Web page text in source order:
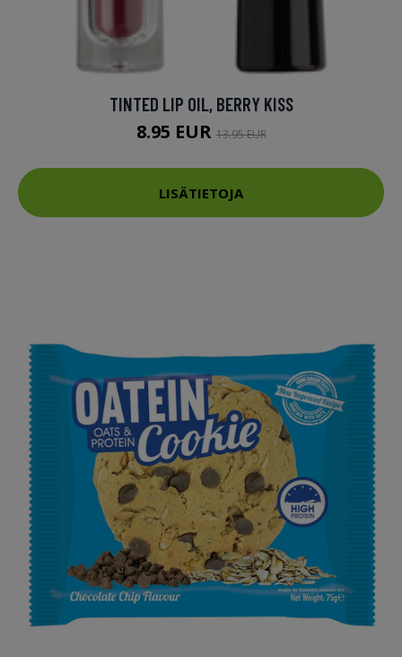
TINTED LIP OIL, BERRY KISS
8.95 EUR13.95 EUR
LISÄTIETOJA